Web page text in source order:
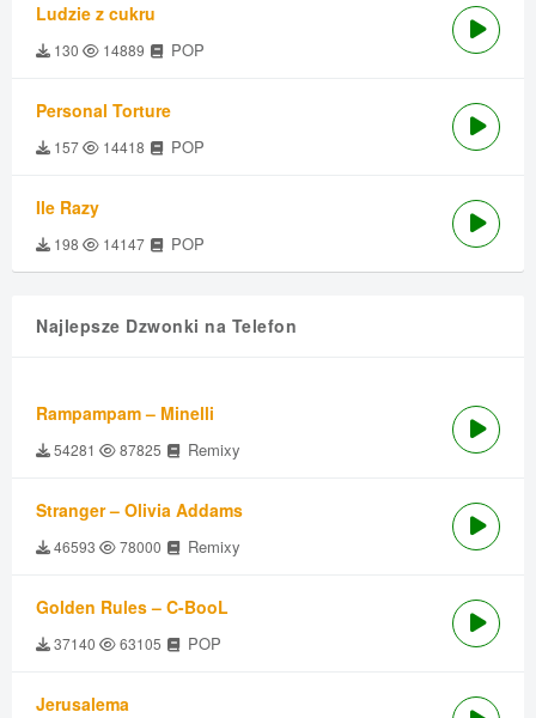
Ludzie z cukru
130 14889 POP
Personal Torture
157 14418 POP
Ile Razy
198 14147 POP
Najlepsze Dzwonki na Telefon
Rampampam – Minelli
54281 87825 Remixy
Stranger – Olivia Addams
46593 78000 Remixy
Golden Rules – C-BooL
37140 63105 POP
Jerusalema